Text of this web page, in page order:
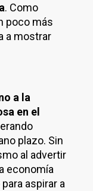
. Como
poco más
a mostrar
a la
en el
plazo. Sin
al advertir
economía
aspirar a